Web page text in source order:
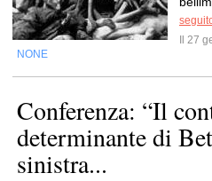
Il 27
NONE
Conferenza: “Il
determinante di
sinistra...